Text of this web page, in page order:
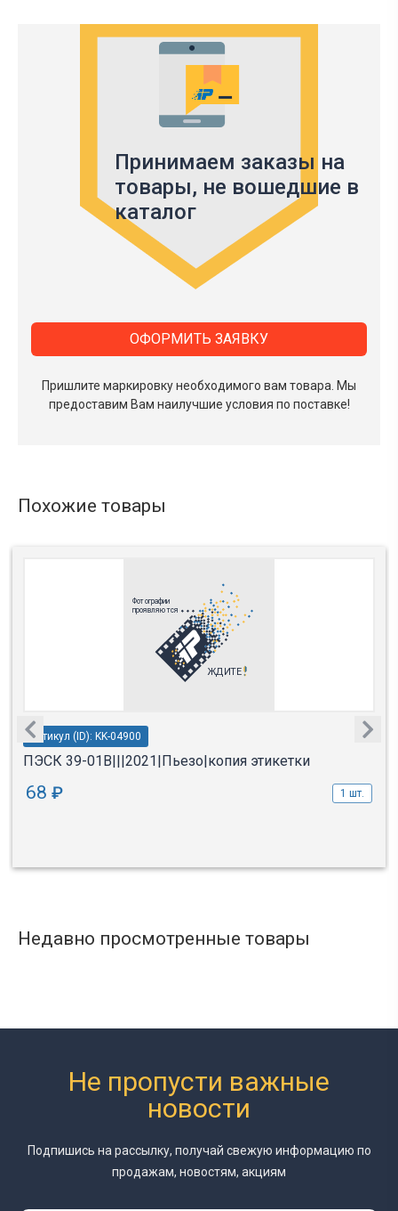
Принимаем заказы на
товары, не вошедшие в
каталог
Пришлите маркировку необходимого вам товара. Мы
предоставим Вам наилучшие условия по поставке!
ОФОРМИТЬ ЗАЯВКУ
Похожие товары
Артикул (ID): KK-04900
ПЭСК 39-01В|||2021|Пьезо|копия этикетки
68 ₽ 1 шт.
Недавно просмотренные товары
Не пропусти важные
новости
Подпишись на рассылку, получай свежую информацию по
продажам, новостям, акциям